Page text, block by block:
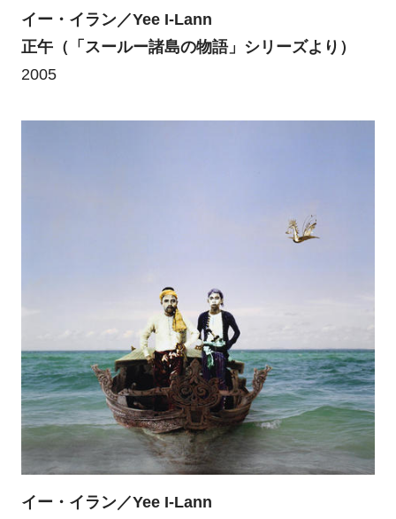
イー・イラン／Yee I-Lann
正午（「スールー諸島の物語」シリーズより）
2005
イー・イラン／Yee I-Lann